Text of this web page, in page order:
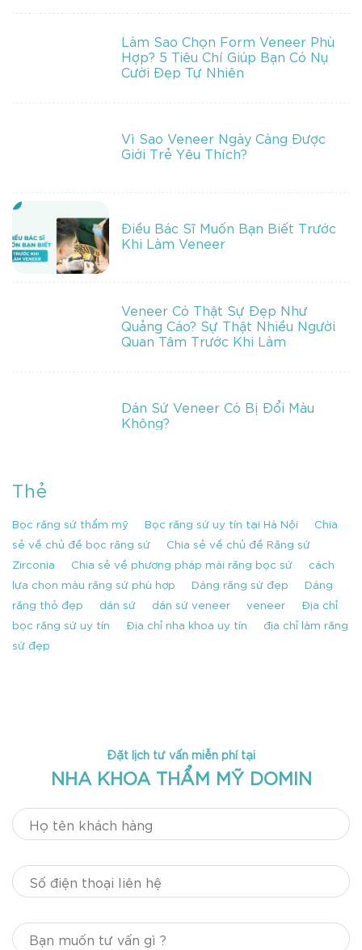
Làm Sao Chọn Form Veneer Phù
Hợp? 5 Tiêu Chí Giúp Bạn Có Nụ
Cười Đẹp Tự Nhiên
Vì Sao Veneer Ngày Càng Được
Giới Trẻ Yêu Thích?
Điều Bác Sĩ Muốn Bạn Biết Trước
Khi Làm Veneer
Veneer Có Thật Sự Đẹp Như
Quảng Cáo? Sự Thật Nhiều Người
Quan Tâm Trước Khi Làm
Dán Sứ Veneer Có Bị Đổi Màu
Không?
Thẻ
Bọc răng sứ thẩm mỹ Bọc răng sứ uy tín tại Hà Nội
Chia
sẻ về chủ đề bọc răng sứ
Chia sẻ về chủ đề Răng sứ
Zirconia
Chia sẻ về phương pháp mài răng bọc sứ
cách
lựa chọn màu răng sứ phù hợp
Dáng răng sứ đẹp
Dáng
răng thỏ đẹp
dán sứ dán sứ veneer veneer
Địa chỉ
bọc răng sứ uy tín
Địa chỉ nha khoa uy tín
địa chỉ làm răng
sứ đẹp
Đặt lịch tư vấn miễn phí tại
NHA KHOA THẨM MỸ DOMIN